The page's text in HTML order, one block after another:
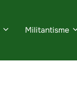
Militantisme